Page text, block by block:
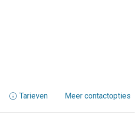
Tarieven Meer contactopties